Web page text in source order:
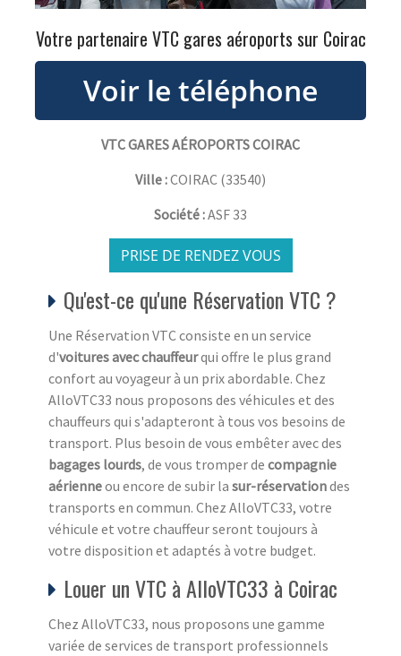
Votre partenaire VTC gares aéroports sur Coirac
VTC GARES AÉROPORTS COIRAC
Ville :COIRAC (33540)
Société :ASF 33
PRISE DE RENDEZ VOUS
Qu'est-ce qu'une Réservation VTC ?
Une Réservation VTC consiste en un service
d'voitures avec chauffeurqui offre le plus grand
confort au voyageur à un prix abordable. Chez
AlloVTC33 nous proposons des véhicules et des
chauffeurs qui s'adapteront à tous vos besoins de
transport. Plus besoin de vous embêter avec des
bagages lourds, de vous tromper de compagnie
aérienneou encore de subir la sur-réservationdes
transports en commun. Chez AlloVTC33, votre
véhicule et votre chauffeur seront toujours à
votre disposition et adaptés à votre budget.
Louer un VTC à AlloVTC33 à Coirac
Chez AlloVTC33, nous proposons une gamme
variée de services de transport professionnels